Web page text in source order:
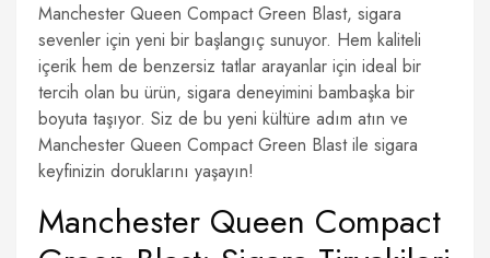
Manchester Queen Compact Green Blast, sigara
sevenler için yeni bir başlangıç sunuyor. Hem kaliteli
içerik hem de benzersiz tatlar arayanlar için ideal bir
tercih olan bu ürün, sigara deneyimini bambaşka bir
boyuta taşıyor. Siz de bu yeni kültüre adım atın ve
Manchester Queen Compact Green Blast ile sigara
keyfinizin doruklarını yaşayın!
Manchester Queen Compact